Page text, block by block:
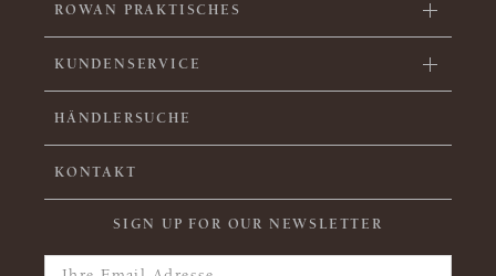
ROWAN PRAKTISCHES
KUNDENSERVICE
HÄNDLERSUCHE
KONTAKT
SIGN UP FOR OUR NEWSLETTER